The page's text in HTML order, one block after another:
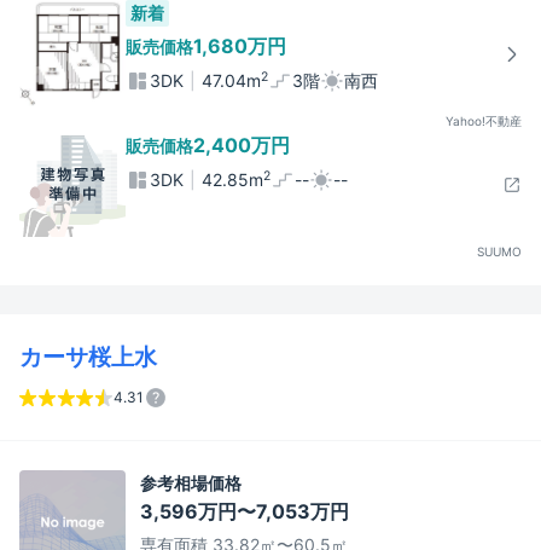
新着
販売価格1,680万円
3DK 47.04m2 3階 南西
Yahoo!不動産
販売価格2,400万円
3DK 42.85m2 -- --
SUUMO
カーサ桜上水
4.31
参考相場価格
3,596万円〜7,053万円
専有面積 33.82㎡〜60.5㎡